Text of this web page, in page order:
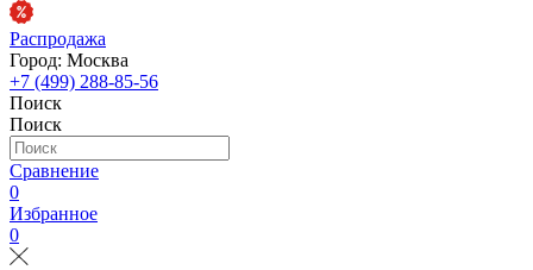
Распродажа
Город: Москва
+7 (499) 288-85-56
Поиск
Поиск
Сравнение
0
Избранное
0